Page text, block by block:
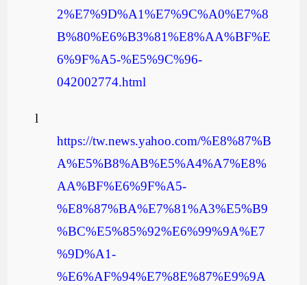
2%E7%9D%A1%E7%9C%A0%E7%8
B%80%E6%B3%81%E8%AA%BF%E
6%9F%A5-%E5%9C%96-
042002774.html
l
https://tw.news.yahoo.com/%E8%87%B
A%E5%B8%AB%E5%A4%A7%E8%
AA%BF%E6%9F%A5-
%E8%87%BA%E7%81%A3%E5%B9
%BC%E5%85%92%E6%99%9A%E7
%9D%A1-
%E6%AF%94%E7%8E%87%E9%9A